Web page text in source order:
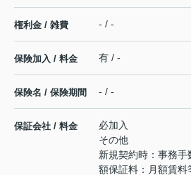
権利金 / 雑費 - / -
保険加入 / 料金 有 / -
保険名 / 保険期間 - / -
保証会社 / 料金
必加入
その他
新規契約時：事務
額保証料：月額賃料